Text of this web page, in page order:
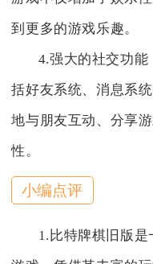
到更多的游戏乐趣。
4.强大的社交功
括好友系统、消息系
地与朋友互动、分享
性。
小编点评
1.比特牌棋旧版